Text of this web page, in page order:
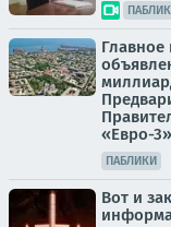
Главное
«Евро-
ПАБЛИКИ
Вот и